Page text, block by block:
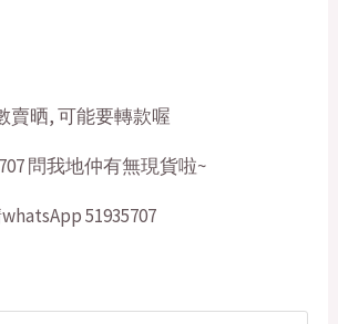
賣晒, 可能要轉款喔
問我地仲有無現貨啦~
51935707